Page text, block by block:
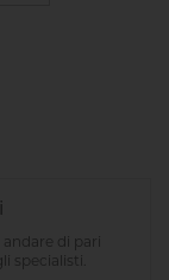
di pari
specialisti.